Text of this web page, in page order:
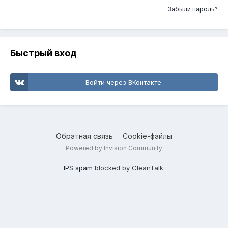
Забыли пароль?
Быстрый вход
Войти через ВКонтакте
Обратная связь Cookie-файлы
Powered by Invision Community
IPS spam blocked by CleanTalk.